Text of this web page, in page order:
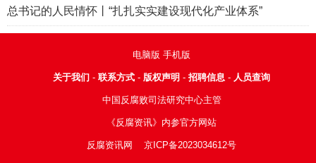
总书记的人民情怀丨“扎扎实实建设现代化产业体系”
电脑版 手机版
关于我们 - 联系方式 - 版权声明 - 招聘信息 - 人员查询
中国反腐败司法研究中心主管
《反腐资讯》内参官方网站
反腐资讯网 京ICP备2023034612号